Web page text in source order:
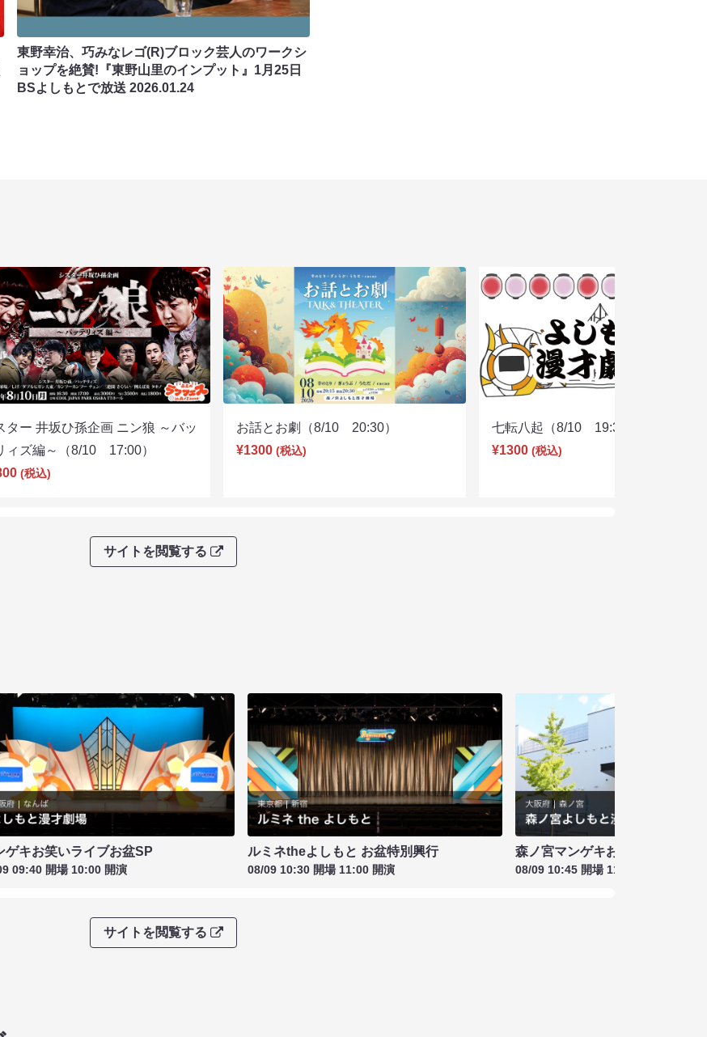
東野幸治、巧みなレゴ(R)ブロック芸人のワークシ
ョップを絶賛!『東野山里のインプット』1月25日
BSよしもとで放送2026.01.24
ター 井坂ひ孫企画 ニン狼 ～バッ
ィズ編～（8/10 17:00）
(税込)
お話とお劇（8/10 20:30）
¥1300 (税込)
七転八起（8/10 19:30）
¥1300 (税込)
サイトを閲覧する
ゲキお笑いライブお盆SP
09:40 開場 10:00 開演
ルミネtheよしもと お盆特別興行
08/09 10:30 開場 11:00 開演
森ノ宮マンゲキお笑いライブお
08/09 10:45 開場 11:00 開演
サイトを閲覧する